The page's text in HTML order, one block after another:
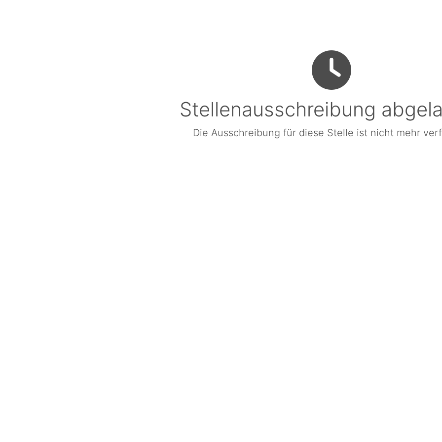
Stellenausschreibung
Die Ausschreibung für diese Stelle ist nicht mehr